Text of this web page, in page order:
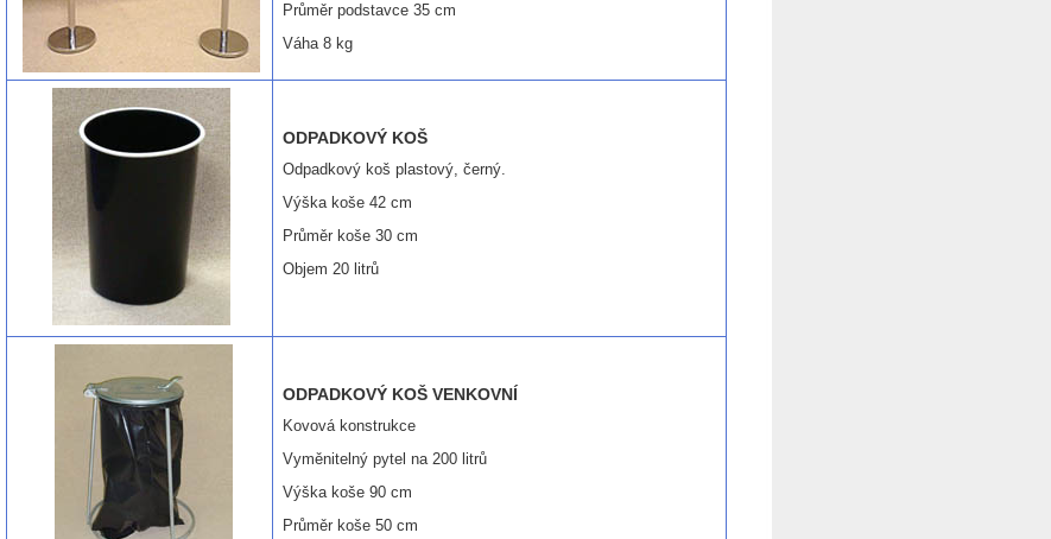
Průměr podstavce 35 cm
Váha 8 kg
ODPADKOVÝ KOŠ
Odpadkový koš plastový, černý.
Výška koše 42 cm
Průměr koše 30 cm
Objem 20 litrů
ODPADKOVÝ KOŠ VENKOVNÍ
Kovová konstrukce
Vyměnitelný pytel na 200 litrů
Výška koše 90 cm
Průměr koše 50 cm